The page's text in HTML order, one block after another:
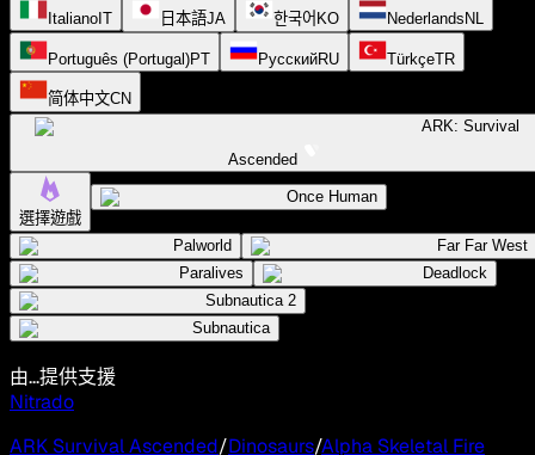
Italiano IT 日本語JA 한국어 KO Nederlands NL
Português (Portugal)PT РусскийRU TürkçeTR
简体中文CN
ARK: Survival
Ascended
選擇遊戲
Once Human
Palworld
Far Far West
Paralives
Deadlock
Subnautica 2
Subnautica
由...提供支援
Nitrado
ARK Survival Ascended/Dinosaurs/Alpha Skeletal Fire